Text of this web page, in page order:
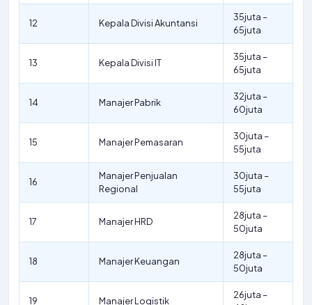
12 Kepala Divisi Akuntansi
35juta –
65juta
13 Kepala Divisi IT
35juta –
65juta
14 Manajer Pabrik
32juta –
60juta
15 Manajer Pemasaran
30juta –
55juta
16
Manajer Penjualan
Regional
30juta –
55juta
17 Manajer HRD
28juta –
50juta
18 Manajer Keuangan
28juta –
50juta
19 Manajer Logistik
26juta –